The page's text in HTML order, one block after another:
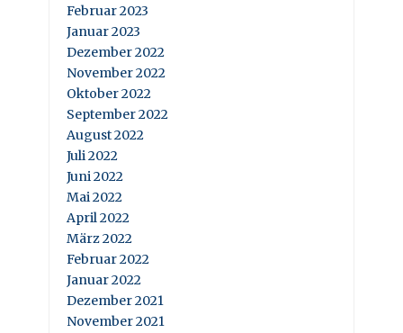
Februar 2023
Januar 2023
Dezember 2022
November 2022
Oktober 2022
September 2022
August 2022
Juli 2022
Juni 2022
Mai 2022
April 2022
März 2022
Februar 2022
Januar 2022
Dezember 2021
November 2021